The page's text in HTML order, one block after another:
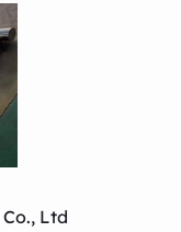
Ltd